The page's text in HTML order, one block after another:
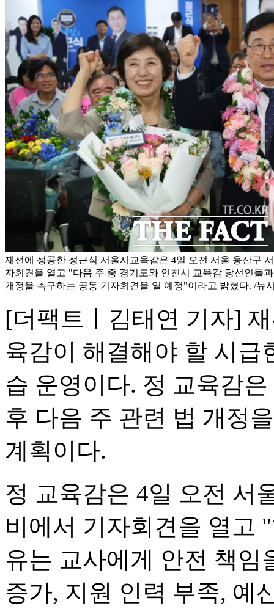
재선에 성공한 정근식 서울시교육감은 4일 오전 서울 용산구
자회견을 열고 "다음 주 중 경기도와 인천시 교육감 당선인들
개정을 촉구하는 공동 기자회견을 열 예정"이라고 밝혔다. /뉴
[더팩트ㅣ김태연 기자]
육감이 해결해야 할 시급
습 운영이다. 정 교육감
후 다음 주 관련 법 개정
계획이다.
정 교육감은 4일 오전 서
비에서 기자회견을 열고
유는 교사에게 안전 책임
증가, 지원 인력 부족, 예